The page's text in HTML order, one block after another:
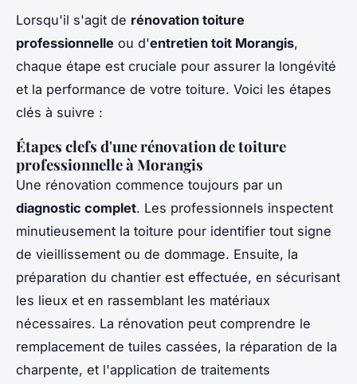
Lorsqu'il s'agit de rénovation toiture
professionnelle ou d'entretien toit Morangis,
chaque étape est cruciale pour assurer la longévité
et la performance de votre toiture. Voici les étapes
clés à suivre :
Étapes clefs d'une rénovation de toiture
professionnelle à Morangis
Une rénovation commence toujours par un
diagnostic complet. Les professionnels inspectent
minutieusement la toiture pour identifier tout signe
de vieillissement ou de dommage. Ensuite, la
préparation du chantier est effectuée, en sécurisant
les lieux et en rassemblant les matériaux
nécessaires. La rénovation peut comprendre le
remplacement de tuiles cassées, la réparation de la
charpente, et l'application de traitements